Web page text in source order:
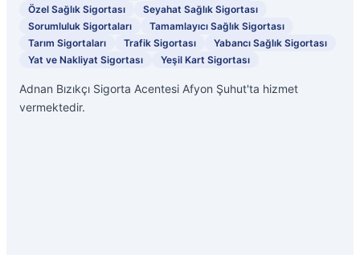
Özel Sağlık Sigortası
Seyahat Sağlık Sigortası
Sorumluluk Sigortaları
Tamamlayıcı Sağlık Sigortası
Tarım Sigortaları
Trafik Sigortası
Yabancı Sağlık Sigortası
Yat ve Nakliyat Sigortası
Yeşil Kart Sigortası
Adnan Bızıkçı Sigorta Acentesi Afyon Şuhut'ta hizmet
vermektedir.